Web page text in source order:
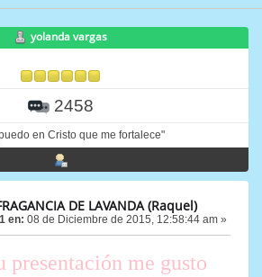
yolanda vargas
2458
en Cristo que me fortalece"
DE LAVANDA (Raquel)
en: 08 de Diciembre de 2015, 12:58:44 am »
presentación me gusto